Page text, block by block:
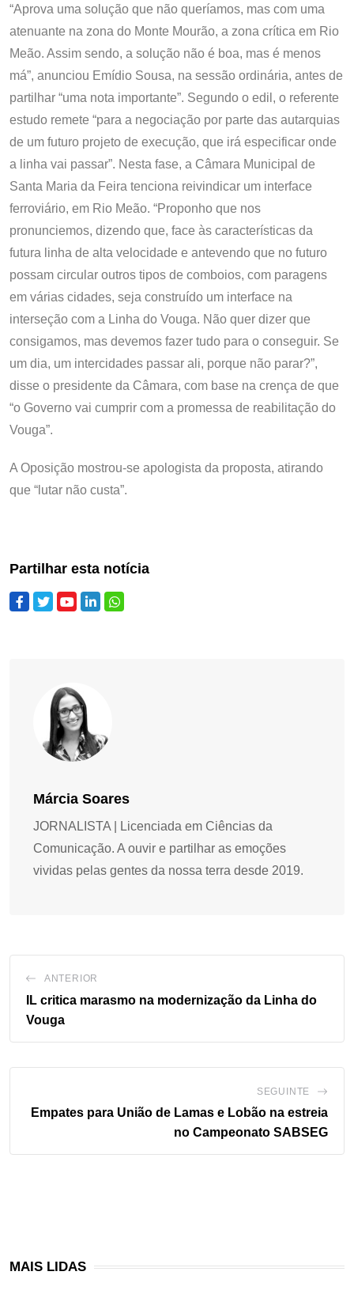
“Aprova uma solução que não queríamos, mas com uma
atenuante na zona do Monte Mourão, a zona crítica em Rio
Meão. Assim sendo, a solução não é boa, mas é menos
má”, anunciou Emídio Sousa, na sessão ordinária, antes de
partilhar “uma nota importante”. Segundo o edil, o referente
estudo remete “para a negociação por parte das autarquias
de um futuro projeto de execução, que irá especificar onde
a linha vai passar”. Nesta fase, a Câmara Municipal de
Santa Maria da Feira tenciona reivindicar um interface
ferroviário, em Rio Meão. “Proponho que nos
pronunciemos, dizendo que, face às características da
futura linha de alta velocidade e antevendo que no futuro
possam circular outros tipos de comboios, com paragens
em várias cidades, seja construído um interface na
interseção com a Linha do Vouga. Não quer dizer que
consigamos, mas devemos fazer tudo para o conseguir. Se
um dia, um intercidades passar ali, porque não parar?”,
disse o presidente da Câmara, com base na crença de que
“o Governo vai cumprir com a promessa de reabilitação do
Vouga”.
A Oposição mostrou-se apologista da proposta, atirando
que “lutar não custa”.
Partilhar esta notícia
Márcia Soares
JORNALISTA | Licenciada em Ciências da
Comunicação. A ouvir e partilhar as emoções
vividas pelas gentes da nossa terra desde 2019.
ANTERIOR
IL critica marasmo na modernização da Linha do
Vouga
SEGUINTE
Empates para União de Lamas e Lobão na estreia
no Campeonato SABSEG
MAIS LIDAS